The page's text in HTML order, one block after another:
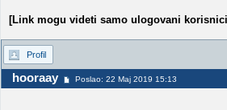
[Link mogu videti samo ulogovani
Profil
hooraay Poslao: 22 Maj 2019 15:13